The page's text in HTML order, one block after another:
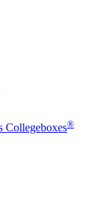
Collegeboxes®